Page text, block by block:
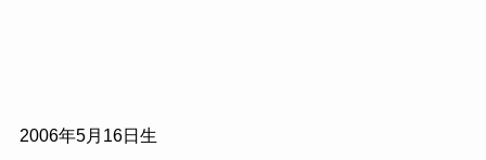
2006年5月16日生